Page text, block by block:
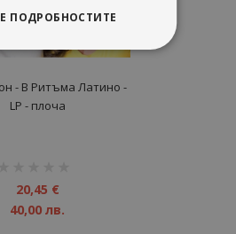
- В Ритъма Латино -
LP - плоча
20,45 €
40,00 лв.
ПОДРОБНОСТИТЕ